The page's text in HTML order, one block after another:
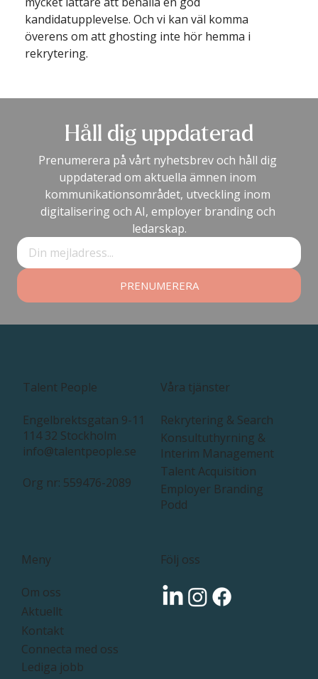
kandidatupplevelse. Och vi kan väl komma
överens om att ghosting inte hör hemma i
rekrytering.
Håll dig uppdaterad
Prenumerera på vårt nyhetsbrev och håll dig
uppdaterad om aktuella ämnen inom
kommunikationsområdet, utveckling inom
digitalisering och AI, employer branding och
ledarskap.
PRENUMERERA
Våra tjänster
Rekrytering & Search
Konsultuthyrning &
Interim Management
Talent Acquisition
Employer Branding
Podd
Meny
Om oss
Aktuellt
Kontakt
Connecta med oss
Lediga jobb
Talent People
Engelbrektsgatan 9-11
114 32 Stockholm
info@talentpeople.se
Org nr: 559476-2089
Följ oss